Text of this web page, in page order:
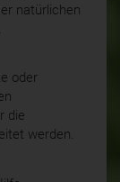
natürlichen
oder
die
werden.